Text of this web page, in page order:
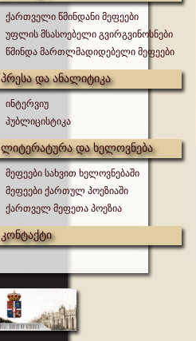
ქართველი წმინდანი მეფეები
უფლის მსასოებელი გვირგვინოსნები
წმინდა მართლმადიდებელი მეფეები
პრესა და ანალიტიკა
ინტერვიუ
პუბლიცისტიკა
ლიტერატურა და ხელოვნება
მეფეები სახვით ხელოვნებაში
მეფეები ქართულ პოეზიაში
ქართველ მეფეთა პოეზია
კონტაქტი